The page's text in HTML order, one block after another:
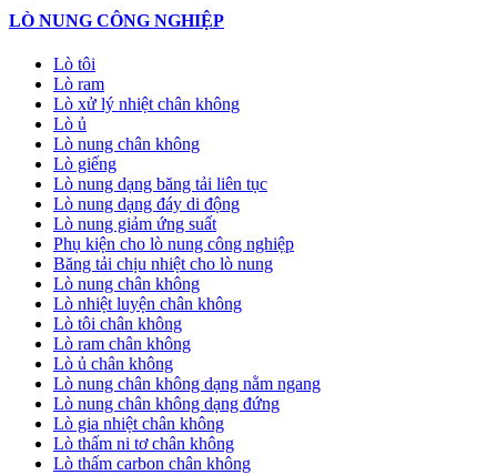
LÒ NUNG CÔNG NGHIỆP
Lò tôi
Lò ram
Lò xử lý nhiệt chân không
Lò ủ
Lò nung chân không
Lò giếng
Lò nung dạng băng tải liên tục
Lò nung dạng đáy di động
Lò nung giảm ứng suất
Phụ kiện cho lò nung công nghiệp
Băng tải chịu nhiệt cho lò nung
Lò nung chân không
Lò nhiệt luyện chân không
Lò tôi chân không
Lò ram chân không
Lò ủ chân không
Lò nung chân không dạng nằm ngang
Lò nung chân không dạng đứng
Lò gia nhiệt chân không
Lò thấm ni tơ chân không
Lò thấm carbon chân không